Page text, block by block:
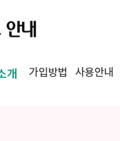
안내
개 가입방법 사용안내